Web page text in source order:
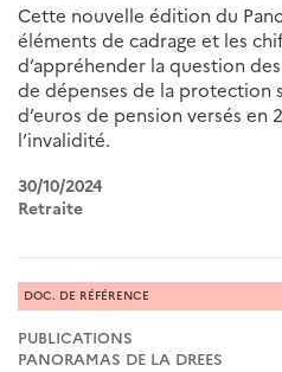
Cette nouvelle édition du
éléments de cadrage et les
d’appréhender la question
de dépenses de la protection
d’euros de pension versés en
l’invalidité.
30/10/2024
Retraite
PUBLICATIONS
PANORAMAS DE LA DREES
DOC. DE RÉFÉRENCE